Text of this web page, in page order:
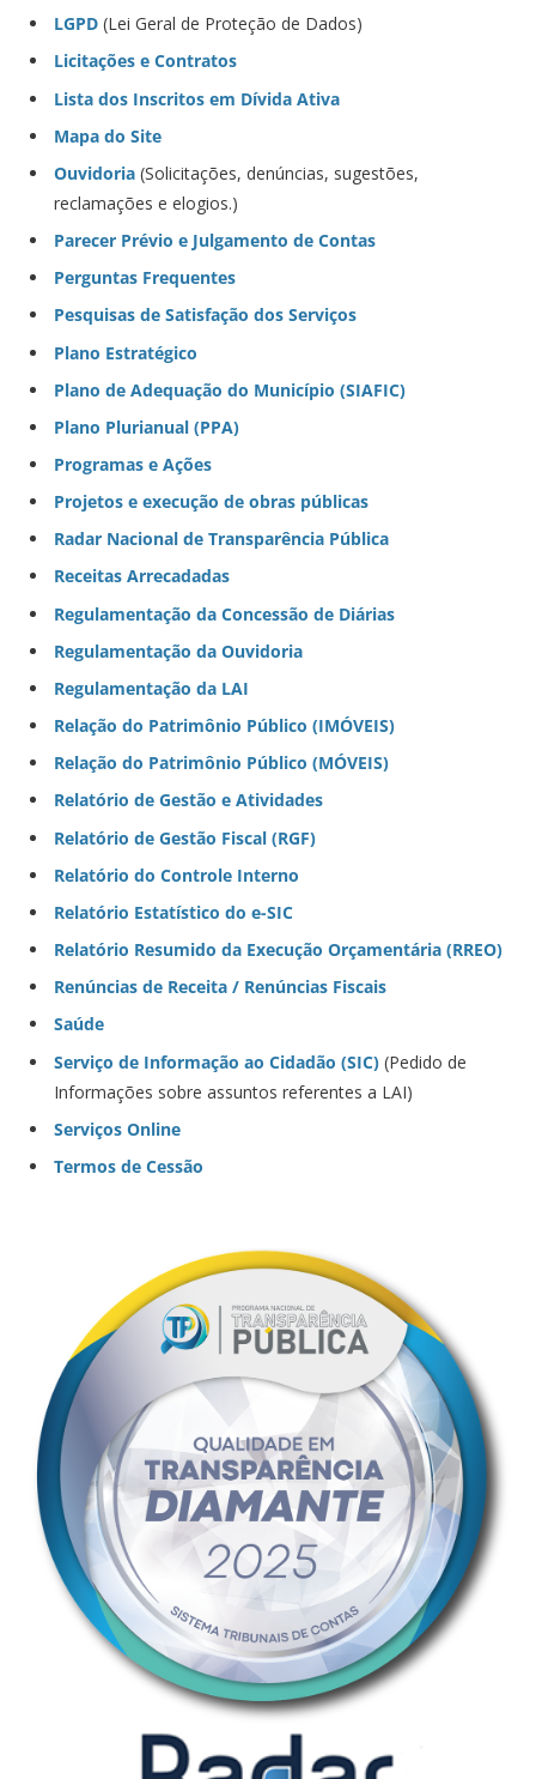
LGPD (Lei Geral de Proteção de Dados)
Licitações e Contratos
Lista dos Inscritos em Dívida Ativa
Mapa do Site
Ouvidoria (Solicitações, denúncias, sugestões,
reclamações e elogios.)
Parecer Prévio e Julgamento de Contas
Perguntas Frequentes
Pesquisas de Satisfação dos Serviços
Plano Estratégico
Plano de Adequação do Município (SIAFIC)
Plano Plurianual (PPA)
Programas e Ações
Projetos e execução de obras públicas
Radar Nacional de Transparência Pública
Receitas Arrecadadas
Regulamentação da Concessão de Diárias
Regulamentação da Ouvidoria
Regulamentação da LAI
Relação do Patrimônio Público (IMÓVEIS)
Relação do Patrimônio Público (MÓVEIS)
Relatório de Gestão e Atividades
Relatório de Gestão Fiscal (RGF)
Relatório do Controle Interno
Relatório Estatístico do e-SIC
Relatório Resumido da Execução Orçamentária (RREO)
Renúncias de Receita / Renúncias Fiscais
Saúde
Serviço de Informação ao Cidadão (SIC) (Pedido de
Informações sobre assuntos referentes a LAI)
Serviços Online
Termos de Cessão